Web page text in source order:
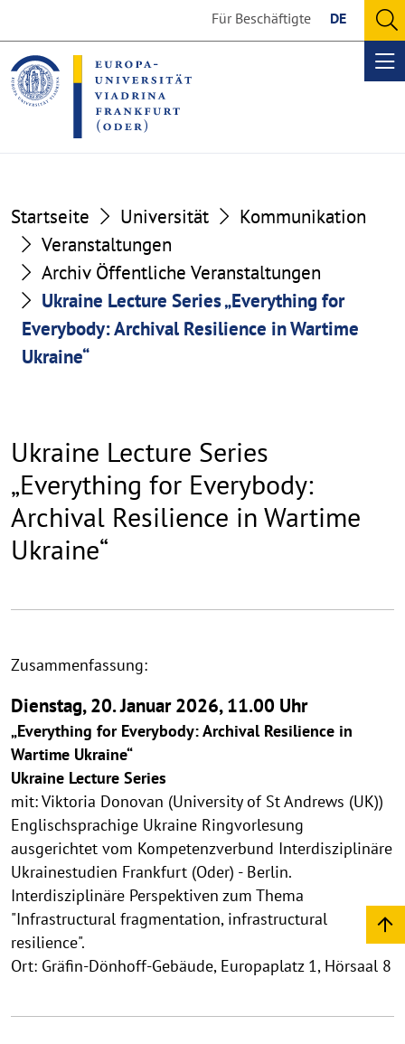
the
content
section
the
footer
section
Für Beschäftigte DE
Startseite Universität
Kommunikation
Veranstaltungen
Archiv Öffentliche Veranstaltungen
Ukraine Lecture Series „Everything for
Everybody: Archival Resilience in Wartime
Ukraine“
Ukraine Lecture Series
„Everything for Everybody:
Archival Resilience in Wartime
Ukraine“
Zusammenfassung:
Dienstag, 20. Januar 2026, 11.00 Uhr
„Everything for Everybody: Archival Resilience in
Wartime Ukraine“
Ukraine Lecture Series
mit: Viktoria Donovan (University of St Andrews (UK))
Englischsprachige Ukraine Ringvorlesung
ausgerichtet vom Kompetenzverbund Interdisziplinäre
Ukrainestudien Frankfurt (Oder) - Berlin.
Interdisziplinäre Perspektiven zum Thema
"Infrastructural fragmentation, infrastructural
resilience".
Ort: Gräfin-Dönhoff-Gebäude, Europaplatz 1, Hörsaal 8